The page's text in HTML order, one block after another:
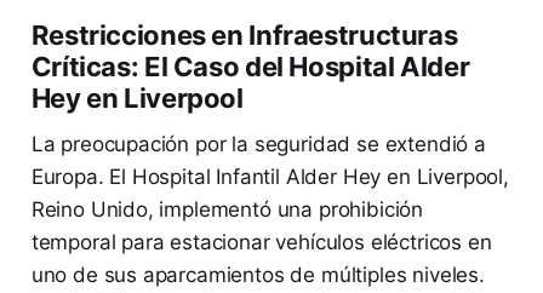
Restricciones en Infraestructuras
Críticas: El Caso del Hospital Alder
Hey en Liverpool
La preocupación por la seguridad se extendió a
Europa. El Hospital Infantil Alder Hey en Liverpool,
Reino Unido, implementó una prohibición
temporal para estacionar vehículos eléctricos en
uno de sus aparcamientos de múltiples niveles.